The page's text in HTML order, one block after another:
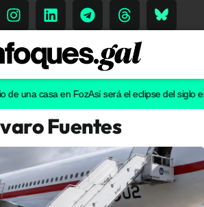
casa en Foz Así será el eclipse del siglo en
Fuentes